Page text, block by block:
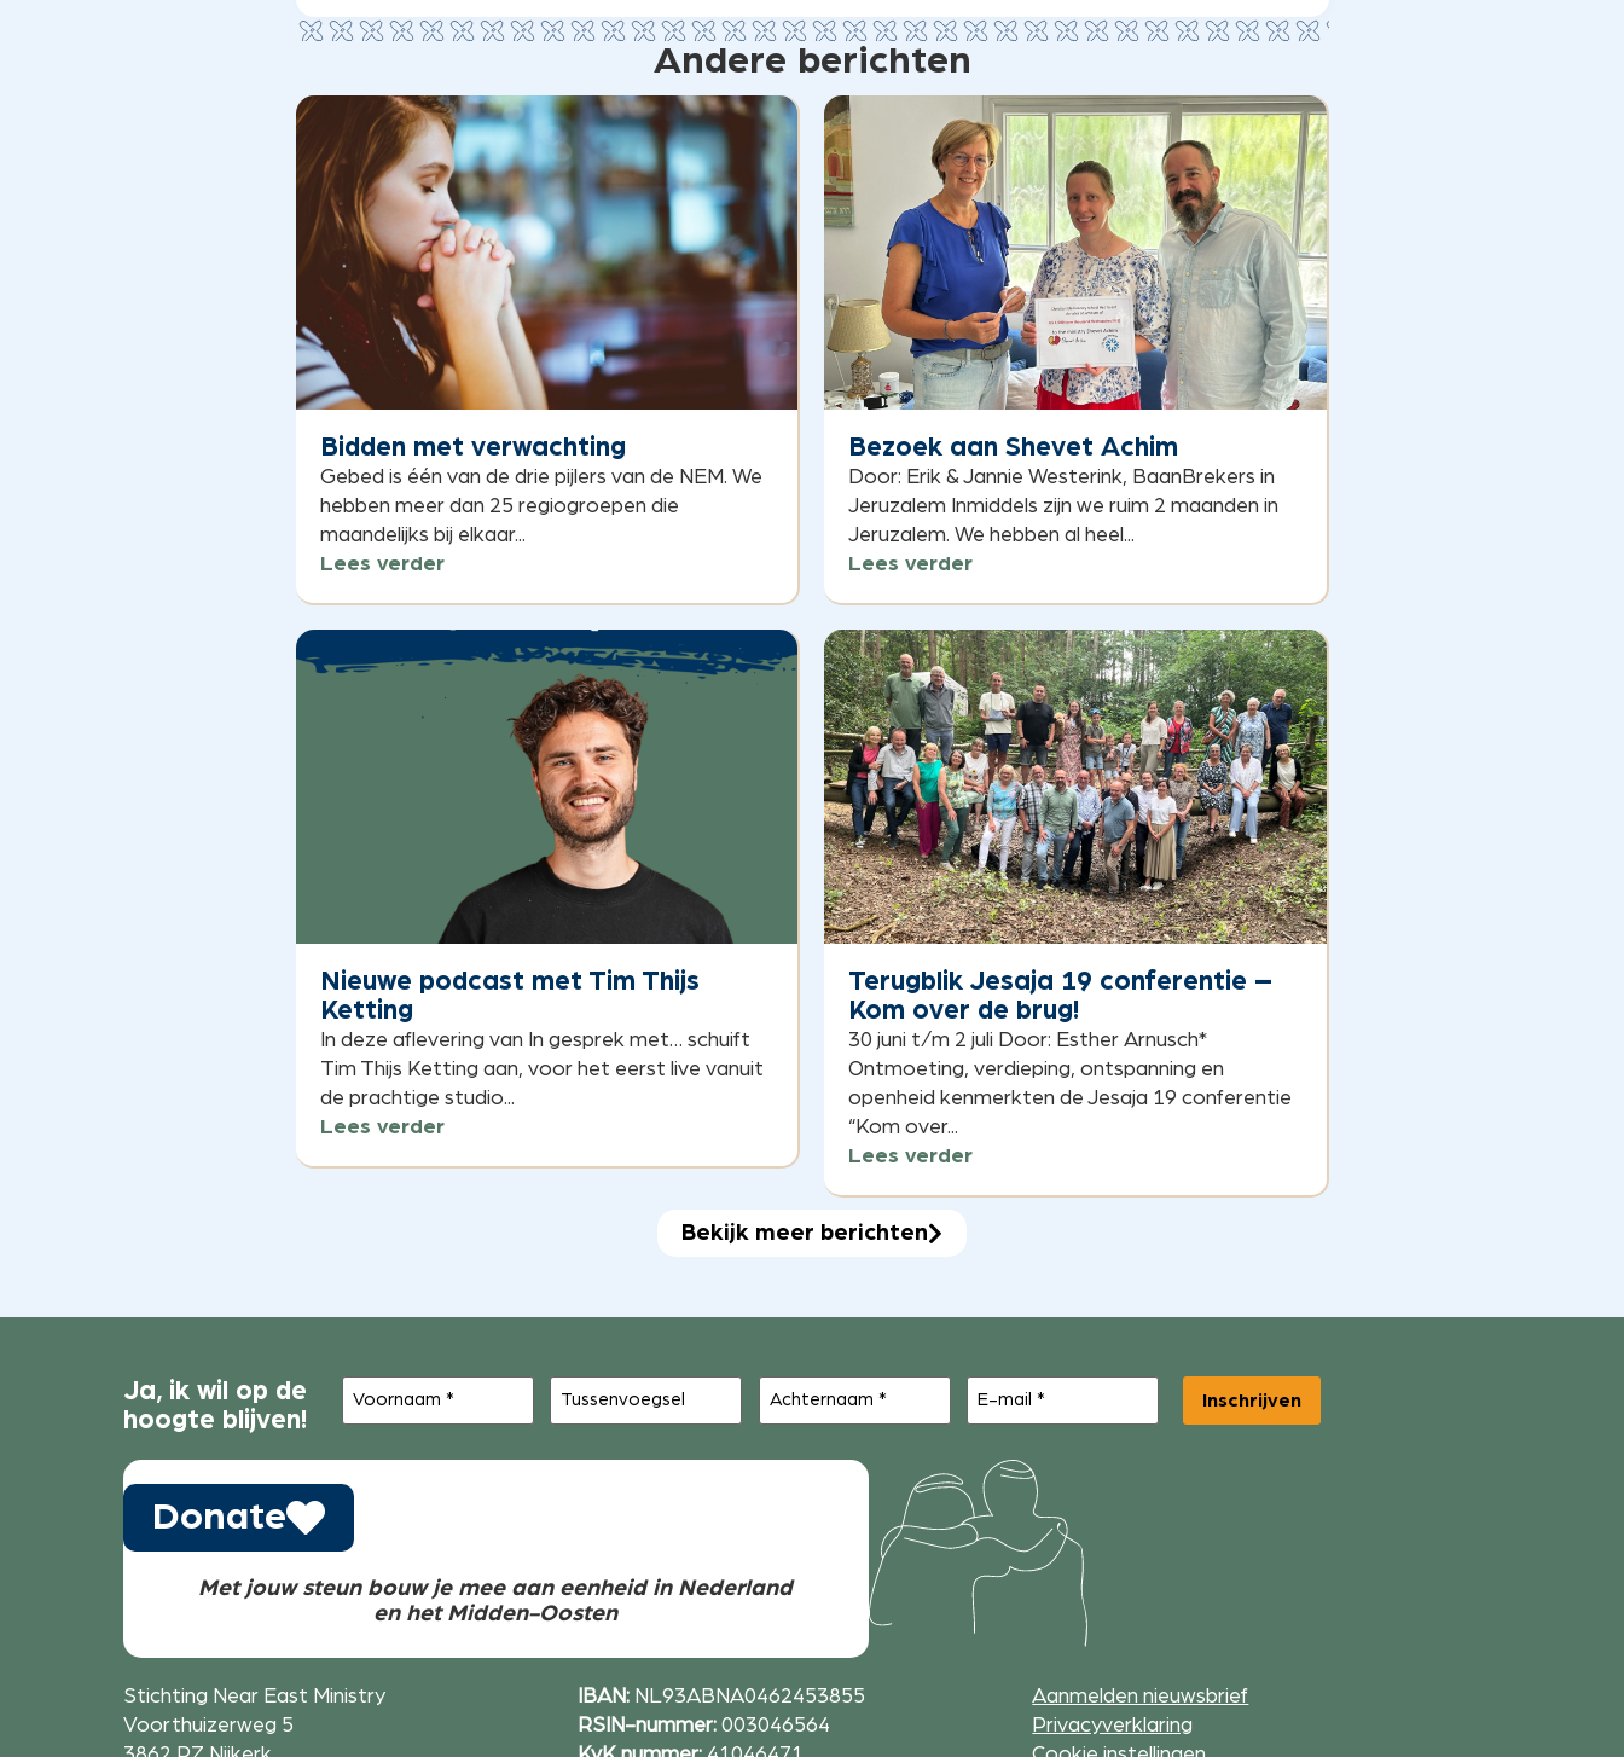
Andere berichten
Bidden met verwachting
Gebed is één van de drie pijlers van de NEM. We
hebben meer dan 25 regiogroepen die
maandelijks bij elkaar...
Lees verder
Bezoek aan Shevet Achim
Door: Erik & Jannie Westerink, BaanBrekers in
Jeruzalem Inmiddels zijn we ruim 2 maanden in
Jeruzalem. We hebben al heel...
Lees verder
Nieuwe podcast met Tim Thijs
Ketting
In deze aflevering van In gesprek met… schuift
Tim Thijs Ketting aan, voor het eerst live vanuit
de prachtige studio...
Lees verder
Terugblik Jesaja 19 conferentie –
Kom over de brug!
30 juni t/m 2 juli Door: Esther Arnusch*
Ontmoeting, verdieping, ontspanning en
openheid kenmerkten de Jesaja 19 conferentie
“Kom over...
Lees verder
Bekijk meer berichten
Ja, ik wil op de
hoogte blijven!
Voornaam Tussenvoegsel Achternaam
E-
mail (Vereist) Inschrijven
Donate
Met jouw steun bouw je mee aan eenheid in Nederland
en het Midden-Oosten
Stichting Near East Ministry
Voorthuizerweg 5
IBAN: NL93ABNA0462453855
RSIN-nummer: 003046564
Aanmelden nieuwsbrief
Privacyverklaring